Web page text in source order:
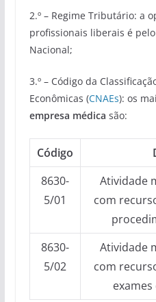
2.º – Regime Tributário: a
profissionais liberais é
Nacional;
3.º – Código da
Econômicas (CNAEs): os
empresa médica são:
Código
8630-
5/01
Atividade
com
8630-
5/02
Atividade
com